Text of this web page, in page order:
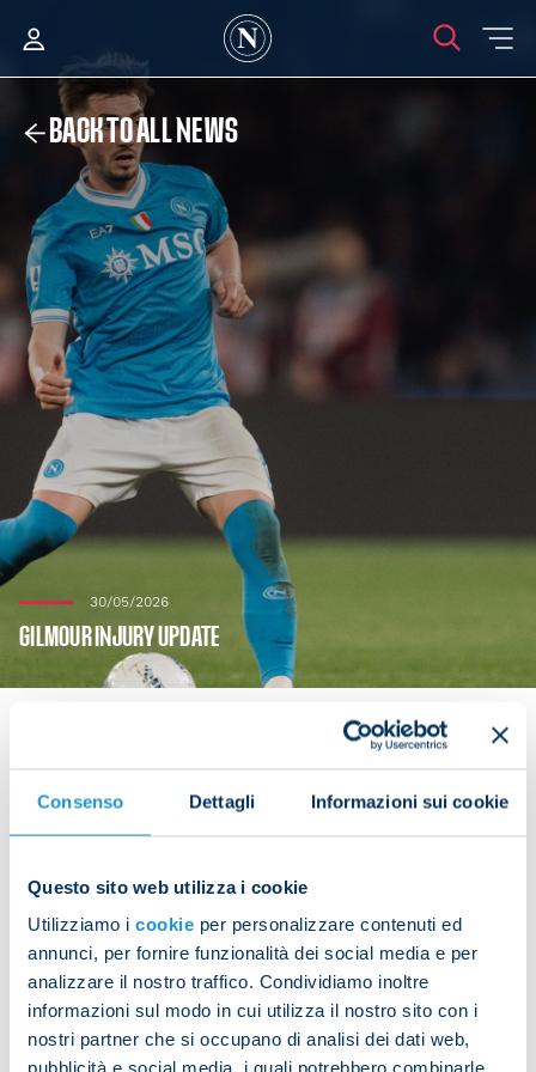
Consenso Dettagli Informazioni sui cookie
Questo sito web utilizza i cookie
Utilizziamo i cookie per personalizzare contenuti ed
annunci, per fornire funzionalità dei social media e per
analizzare il nostro traffico. Condividiamo inoltre
informazioni sul modo in cui utilizza il nostro sito con i
nostri partner che si occupano di analisi dei dati web,
pubblicità e social media, i quali potrebbero combinarle
BACK TO ALL NEWS
30/05/2026
GILMOUR INJURY UPDATE
After picking up an injury during Scotland's friendly
match against Curacao, Billy Gilmour underwent
sprain. Sadly, the midfielder will not be able to
take part in the World Cup.
We're right behind you Billy, wishing you a speedy
recovery!